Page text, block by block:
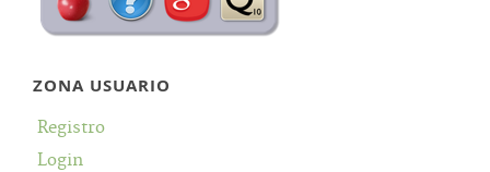
ZONA USUARIO
Registro
Login